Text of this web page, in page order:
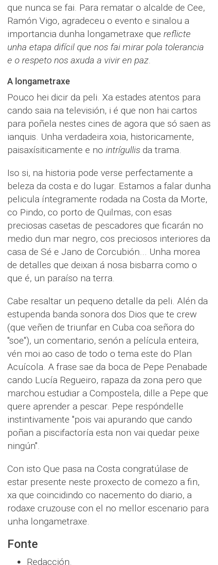
que nunca se fai. Para rematar o alcalde de Cee,
Ramón Vigo, agradeceu o evento e sinalou a
importancia dunha longametraxe que reflicte
unha etapa difícil que nos fai mirar pola tolerancia
e o respeto nos axuda a vivir en paz.
A longametraxe
Pouco hei dicir da peli. Xa estades atentos para
cando saia na televisión, i é que non hai cartos
para poñela nestes cines de agora que só saen as
ianquis. Unha verdadeira xoia, historicamente,
paisaxísiticamente e no intrígullis da trama.
Iso si, na historia pode verse perfectamente a
beleza da costa e do lugar. Estamos a falar dunha
pelicula íntegramente rodada na Costa da Morte,
co Pindo, co porto de Quilmas, con esas
preciosas casetas de pescadores que ficarán no
medio dun mar negro, cos preciosos interiores da
casa de Sé e Jano de Corcubión... Unha morea
de detalles que deixan á nosa bisbarra como o
que é, un paraíso na terra.
Cabe resaltar un pequeno detalle da peli. Alén da
estupenda banda sonora dos Dios que te crew
(que veñen de triunfar en Cuba coa señora do
"soe"), un comentario, senón a película enteira,
vén moi ao caso de todo o tema este do Plan
Acuícola. A frase sae da boca de Pepe Penabade
cando Lucía Regueiro, rapaza da zona pero que
marchou estudiar a Compostela, dille a Pepe que
quere aprender a pescar. Pepe respóndelle
instintivamente "pois vai apurando que cando
poñan a piscifactoría esta non vai quedar peixe
ningún".
Con isto Que pasa na Costa congratúlase de
estar presente neste proxecto de comezo a fin,
xa que coincidindo co nacemento do diario, a
rodaxe cruzouse con el no mellor escenario para
unha longametraxe.
Fonte
Redacción.